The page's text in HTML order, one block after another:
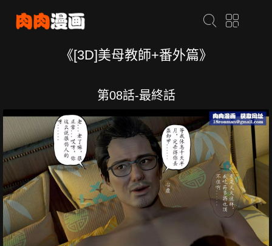
《[3D]美母教師+番外篇》
第08話-最終話